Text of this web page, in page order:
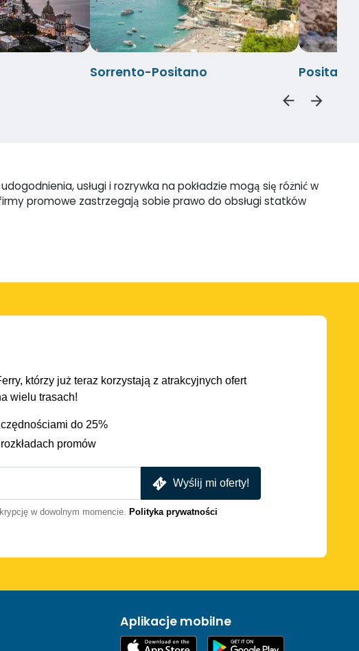
Sorrento-Positano
usługi i rozrywka na pokładzie mogą się różnić w
promowe zastrzegają sobie prawo do obsługi statków
którzy już teraz korzystają z atrakcyjnych ofert
wielu trasach!
do 25%
promów
Wyślij mi oferty!
w dowolnym momencie. Polityka prywatności
Aplikacje mobilne